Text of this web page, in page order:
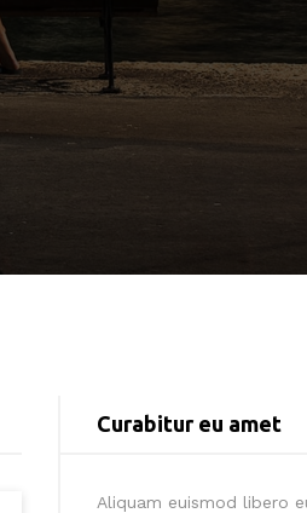
Curabitur eu amet
Aliquam euismod libero